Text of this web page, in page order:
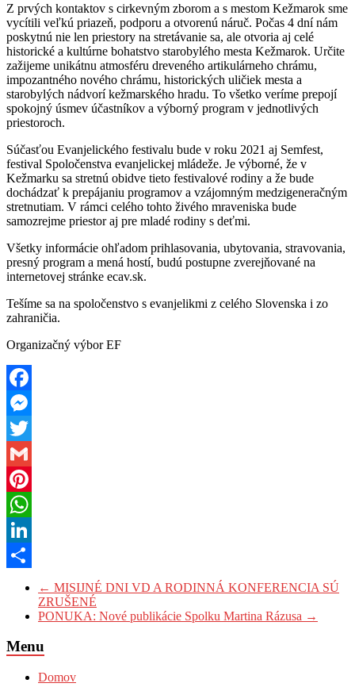
Z prvých kontaktov s cirkevným zborom a s mestom Kežmarok sme
vycítili veľkú priazeň, podporu a otvorenú náruč. Počas 4 dní nám
poskytnú nie len priestory na stretávanie sa, ale otvoria aj celé
historické a kultúrne bohatstvo starobylého mesta Kežmarok. Určite
zažijeme unikátnu atmosféru dreveného artikulárneho chrámu,
impozantného nového chrámu, historických uličiek mesta a
starobylých nádvorí kežmarského hradu. To všetko veríme prepojí
spokojný úsmev účastníkov a výborný program v jednotlivých
priestoroch.
Súčasťou Evanjelického festivalu bude v roku 2021 aj Semfest,
festival Spoločenstva evanjelickej mládeže. Je výborné, že v
Kežmarku sa stretnú obidve tieto festivalové rodiny a že bude
dochádzať k prepájaniu programov a vzájomným medzigeneračným
stretnutiam. V rámci celého tohto živého mraveniska bude
samozrejme priestor aj pre mladé rodiny s deťmi.
Všetky informácie ohľadom prihlasovania, ubytovania, stravovania,
presný program a mená hostí, budú postupne zverejňované na
internetovej stránke ecav.sk.
Tešíme sa na spoločenstvo s evanjelikmi z celého Slovenska i zo
zahraničia.
Organizačný výbor EF
Facebook
Messenger
Twitter
Gmail
Pinterest
WhatsApp
LinkedIn
← MISIJNÉ DNI VD A RODINNÁ KONFERENCIA SÚ
ZRUŠENÉ
PONUKA: Nové publikácie Spolku Martina Rázusa →
Menu
Domov